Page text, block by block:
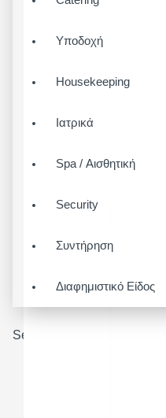
Υποδοχή
Housekeeping
Ιατρικά
Spa / Αισθητική
Security
Συντήρηση
Διαφημιστικό Είδος
Search